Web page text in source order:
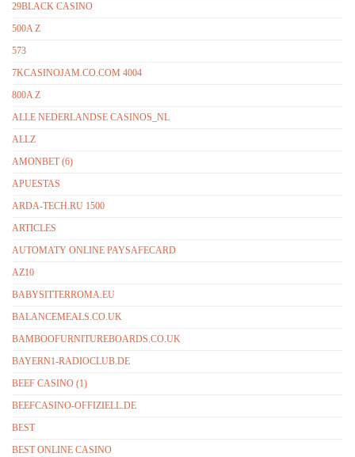
29BLACK CASINO
500A Z
573
7KCASINOJAM.CO.COM 4004
800A Z
ALLE NEDERLANDSE CASINOS_NL
ALLZ
AMONBET (6)
APUESTAS
ARDA-TECH.RU 1500
ARTICLES
AUTOMATY ONLINE PAYSAFECARD
AZ10
BABYSITTERROMA.EU
BALANCEMEALS.CO.UK
BAMBOOFURNITUREBOARDS.CO.UK
BAYERN1-RADIOCLUB.DE
BEEF CASINO (1)
BEEFCASINO-OFFIZIELL.DE
BEST
BEST ONLINE CASINO